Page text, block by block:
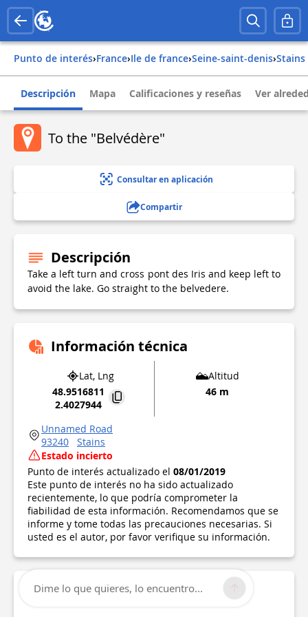
Punto de interés› france› ile de france› seine-saint-denis› stains
Descripción Mapa Calificaciones y reseñas Ver
To the "Belvédère"
Consultar en aplicación
Compartir
Descripción
Take a left turn and cross pont des Iris and keep left to
avoid the lake. Go straight to the belvedere.
Información técnica
Lat, Lng
48.9516811
2.4027944
Altitud
46 m
Unnamed Road
93240
Stains
Estado incierto
Punto de interés actualizado el 08/01/2019
Este punto de interés no ha sido actualizado
recientemente, lo que podría comprometer la
fiabilidad de esta información. Recomendamos que se
informe y tome todas las precauciones necesarias. Si
usted es el autor, por favor verifique su información.
Dime lo que quieres, lo encuentro...